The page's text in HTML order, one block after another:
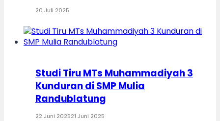
20 Juli 2025
Studi Tiru MTs Muhammadiyah 3
Kunduran di SMP Mulia
Randublatung
22 Juni 202521 Juni 2025